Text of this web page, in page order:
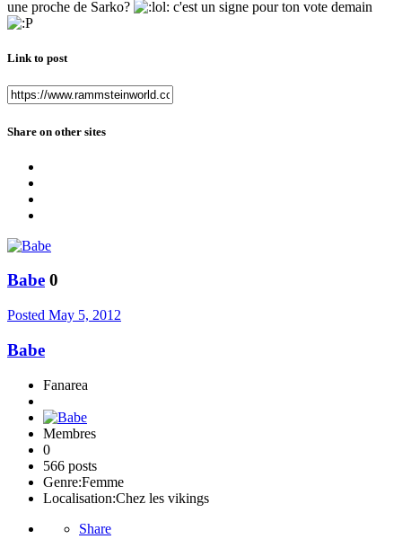
une proche de Sarko?
c'est un signe pour ton vote demain
Link to post
Share on other sites
Babe 0
Posted May 5, 2012
Babe
Fanarea
Membres
0
566 posts
Genre:Femme
Localisation:Chez les vikings
Share